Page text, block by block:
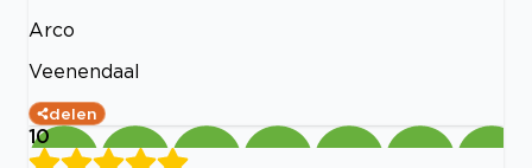
Arco
Veenendaal
delen
10